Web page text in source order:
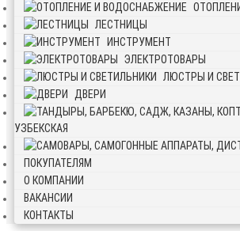
ЛЕСТНИЦЫ
ИНСТРУМЕНТ
ЭЛЕКТРОТОВАРЫ
ЛЮСТРЫ И
ДВЕРИ
УЗБЕКСКАЯ
ПОКУПАТЕЛЯМ
О КОМПАНИИ
ВАКАНСИИ
КОНТАКТЫ